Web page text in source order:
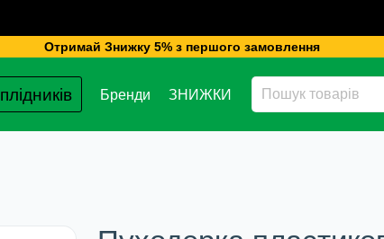
Отримай Знижку 5% з першого замовлення
Бренди ЗНИЖКИ